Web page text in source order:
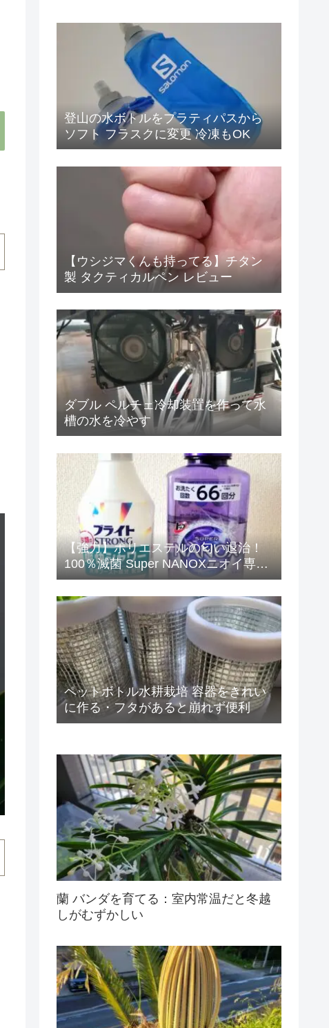
登山の水ボトルをプラティパスから
ソフト フラスクに変更 冷凍もOK
【ウシジマくんも持ってる】チタン
製 タクティカルペン レビュー
ダブル ペルチェ冷却装置を作って水
槽の水を冷やす
【強力】ポリエステルの匂い退治！
100％滅菌 Super NANOXニオイ専用
+ブライトSTRONG爽快シャワーで完
璧
ペットボトル水耕栽培 容器をきれい
に作る・フタがあると崩れず便利
蘭 バンダを育てる：室内常温だと冬越
しがむずかしい